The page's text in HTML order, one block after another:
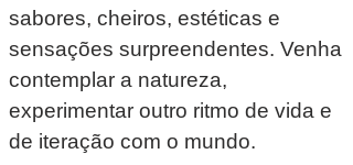
sabores, cheiros, estéticas e
sensações surpreendentes. Venha
contemplar a natureza,
experimentar outro ritmo de vida e
de iteração com o mundo.